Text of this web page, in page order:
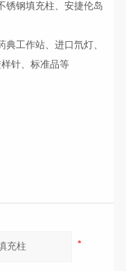
锈钢填充柱、安捷伦岛
工作站、进口氘灯、
针、标准品等